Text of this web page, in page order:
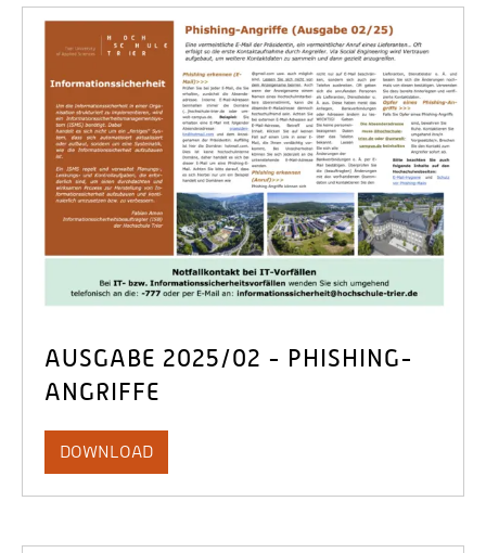
AUSGABE 2025/02 - PHISHING-
ANGRIFFE
DOWNLOAD